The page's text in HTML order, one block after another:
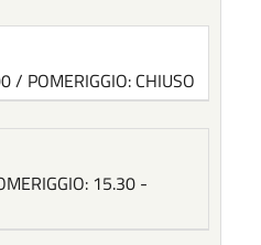
/ POMERIGGIO: CHIUSO
15.30 -